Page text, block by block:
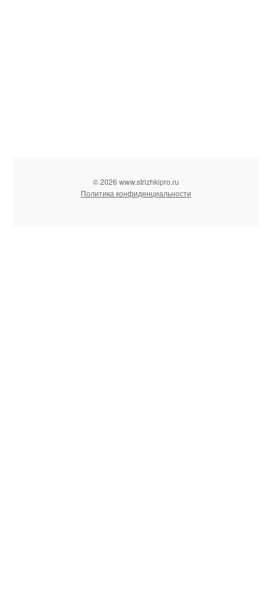
© 2026 www.strizhkipro.ru
Политика конфиденциальности